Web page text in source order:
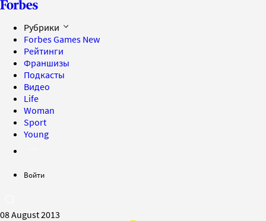
Рубрики
Forbes Games New
Рейтинги
Франшизы
Подкасты
Видео
Life
Woman
Sport
Young
Войти
08 August 2013